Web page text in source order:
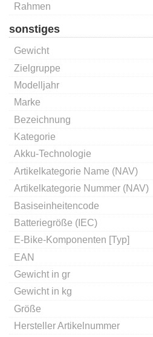
Rahmen
sonstiges
Gewicht
Zielgruppe
Modelljahr
Marke
Bezeichnung
Kategorie
Akku-Technologie
Artikelkategorie Name (NAV)
Artikelkategorie Nummer (NAV)
Basiseinheitencode
Batteriegröße (IEC)
E-Bike-Komponenten [Typ]
EAN
Gewicht in gr
Gewicht in kg
Größe
Hersteller Artikelnummer